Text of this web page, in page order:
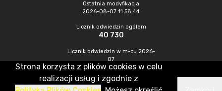
Ostatnia modyfikacja
2026-08-07 11:58:44
Licznik odwiedzin ogółem
40 730
Licznik odwiedzin w m-cu 2026-
07
367
CMS & Hosting: Nefeni Sp. z o.o.
Strona korzysta z plików cookies w celu
realizacji usług i zgodnie z